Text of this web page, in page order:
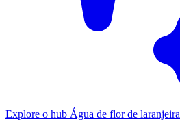
Explore o hub Água de flor de laranjeira